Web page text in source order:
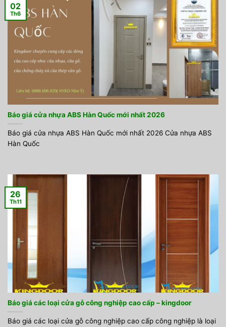
Báo giá cửa nhựa ABS Hàn Quốc mới nhất 2026
Báo giá cửa nhựa ABS Hàn Quốc mới nhất 2026 Cửa nhựa ABS
Hàn Quốc
02
Th6
Báo giá các loại cửa gỗ công nghiệp cao cấp – kingdoor
Báo giá các loại cửa gỗ công nghiệp cao cấp công nghiệp là loại
26
Th11